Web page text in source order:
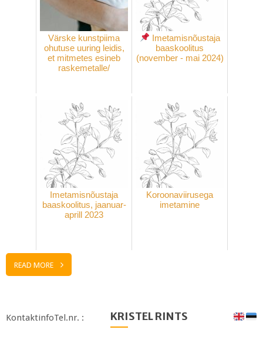
Värske kunstpiima
ohutuse uuring leidis,
et mitmetes esineb
raskemetalle/
Imetamisnõustaja
baaskoolitus
(november - mai 2024)
Imetamisnõustaja
baaskoolitus, jaanuar-
aprill 2023
Koroonaviirusega
imetamine
READ MORE
KRISTEL RINTS
KontaktinfoTel.nr. :